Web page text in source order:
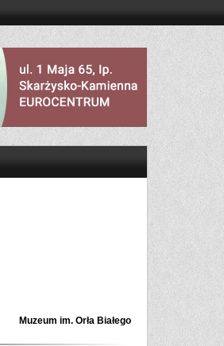
Muzeum im. Orła Białego